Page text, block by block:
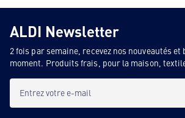
ALDI Newsletter
2 fois par semaine, recevez nos nouveautés et
moment. Produits frais, pour la maison,
Entrez votre e-mail